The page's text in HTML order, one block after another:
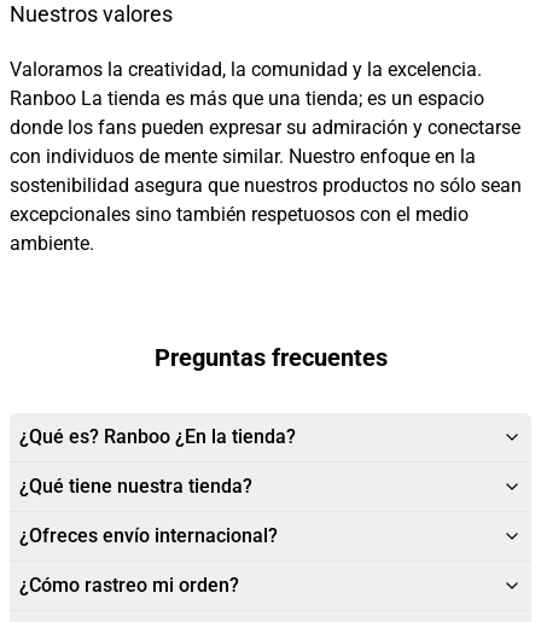
Nuestros valores
Valoramos la creatividad, la comunidad y la excelencia.
Ranboo La tienda es más que una tienda; es un espacio
donde los fans pueden expresar su admiración y conectarse
con individuos de mente similar. Nuestro enfoque en la
sostenibilidad asegura que nuestros productos no sólo sean
excepcionales sino también respetuosos con el medio
ambiente.
Preguntas frecuentes
¿Qué es? Ranboo ¿En la tienda?
¿Qué tiene nuestra tienda?
¿Ofreces envío internacional?
¿Cómo rastreo mi orden?